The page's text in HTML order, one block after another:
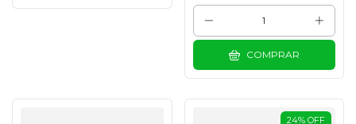
COMPRAR
24% OFF